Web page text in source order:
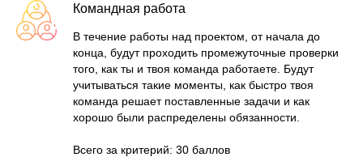
Командная работа
В течение работы над проектом, от начала до
конца, будут проходить промежуточные проверки
того, как ты и твоя команда работаете. Будут
учитываться такие моменты, как быстро твоя
команда решает поставленные задачи и как
хорошо были распределены обязанности.
Всего за критерий: 30 баллов